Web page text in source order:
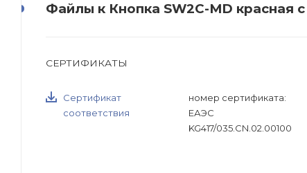
Файлы к Кнопка SW2C-MD красная
СЕРТИФИКАТЫ
Сертификат
соответствия
номер сертификата:
ЕАЭС
KG417/035.CN.02.00100